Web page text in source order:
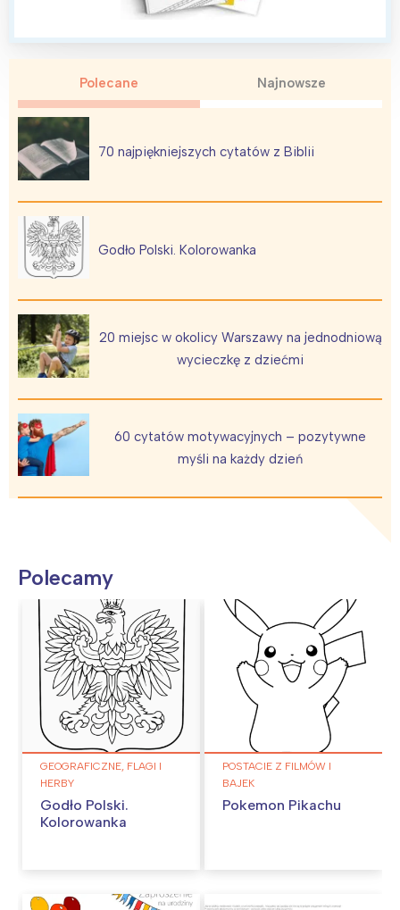
Polecane Najnowsze
70 najpiękniejszych cytatów z Biblii
Godło Polski. Kolorowanka
20 miejsc w okolicy Warszawy na jednodniową
wycieczkę z dziećmi
60 cytatów motywacyjnych – pozytywne
myśli na każdy dzień
Polecamy
GEOGRAFICZNE, FLAGI I
HERBY
Godło Polski.
Kolorowanka
POSTACIE Z FILMÓW I
BAJEK
Pokemon Pikachu
Interesują mnie wydarzenia z
Warszawa
Łódź
Trójmiasto
Poznań
Kraków
Wybieram